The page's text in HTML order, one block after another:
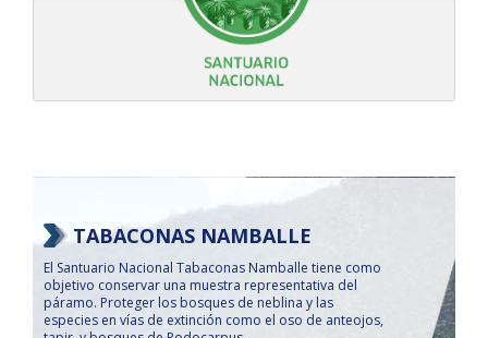
TABACONAS NAMBALLE
El Santuario Nacional Tabaconas Namballe tiene como
objetivo conservar una muestra representativa del
páramo. Proteger los bosques de neblina y las
especies en vías de extinción como el oso de anteojos,